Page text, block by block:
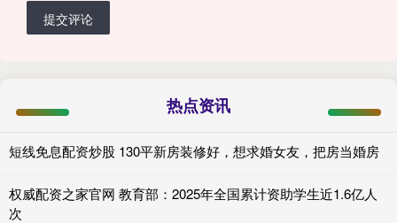
提交评论
热点资讯
短线免息配资炒股 130平新房装修好，想求婚女友，把房当婚房
权威配资之家官网 教育部：2025年全国累计资助学生近1.6亿人
次